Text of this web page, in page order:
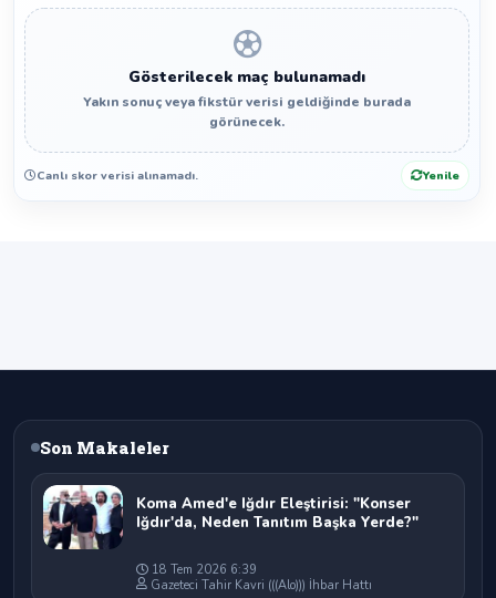
Gösterilecek maç bulunamadı
Yakın sonuç veya fikstür verisi geldiğinde burada
görünecek.
Canlı skor verisi alınamadı. Yenile
Son Makaleler
Koma Amed'e Iğdır Eleştirisi: "Konser
Iğdır'da, Neden Tanıtım Başka Yerde?"
18 Tem 2026 6:39
Gazeteci Tahir Kavri (((Alo))) İhbar Hattı